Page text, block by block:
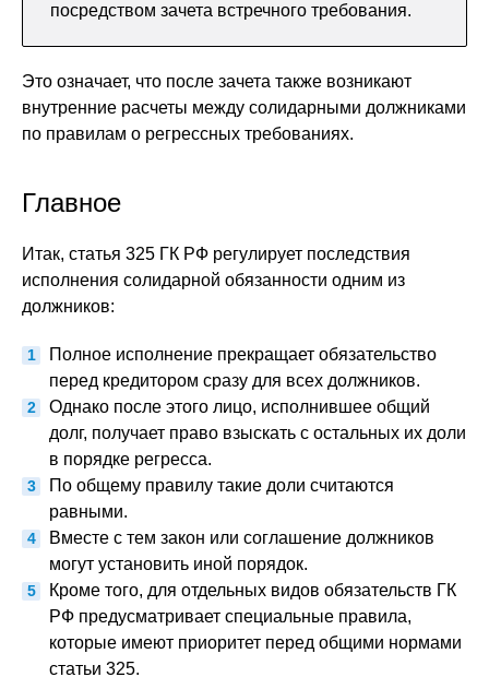
посредством зачета встречного требования.
Это означает, что после зачета также возникают
внутренние расчеты между солидарными должниками
по правилам о регрессных требованиях.
Главное
Итак, статья 325 ГК РФ регулирует последствия
исполнения солидарной обязанности одним из
должников:
Полное исполнение прекращает обязательство
перед кредитором сразу для всех должников.
Однако после этого лицо, исполнившее общий
долг, получает право взыскать с остальных их доли
в порядке регресса.
По общему правилу такие доли считаются
равными.
Вместе с тем закон или соглашение должников
могут установить иной порядок.
Кроме того, для отдельных видов обязательств ГК
РФ предусматривает специальные правила,
которые имеют приоритет перед общими нормами
статьи 325.